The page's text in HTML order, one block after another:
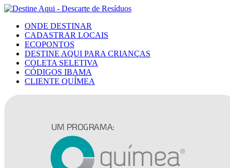
ONDE DESTINAR
CADASTRAR LOCAIS
ECOPONTOS
DESTINE AQUI PARA CRIANÇAS
COLETA SELETIVA
CÓDIGOS IBAMA
CLIENTE QUÍMEA